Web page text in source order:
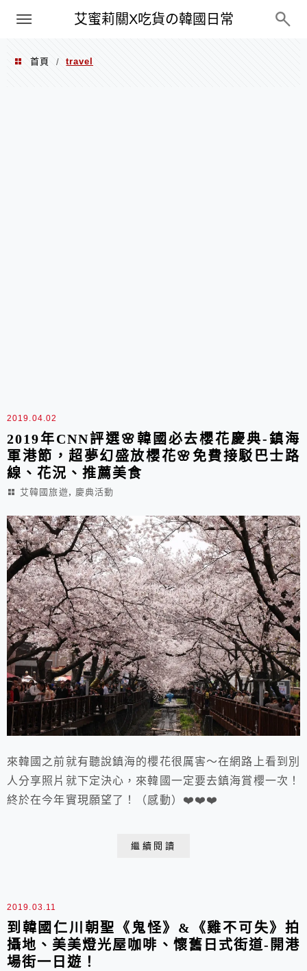
艾蜜莉關X吃貨の韓國日常
PXN
首頁 / travel
2019.04.02
2019年CNN評選🌸韓國必去櫻花慶典-鎮海
軍港節，超夢幻盛放櫻花🌸免費接駁巴士路
線、花況、推薦美食
艾韓國旅遊, 慶典活動
來韓國之前就有聽說鎮海的櫻花很厲害～在網路上看到別
人分享照片就下定決心，來韓國一定要去鎮海賞櫻一次！
終於在今年實現願望了！（感動）❤️❤️❤️
繼續閱讀
2019.03.11
到韓國仁川朝聖《鬼怪》&《雞不可失》拍
攝地、美美燈光屋咖啡、懷舊日式街道-開港
場街一日遊！